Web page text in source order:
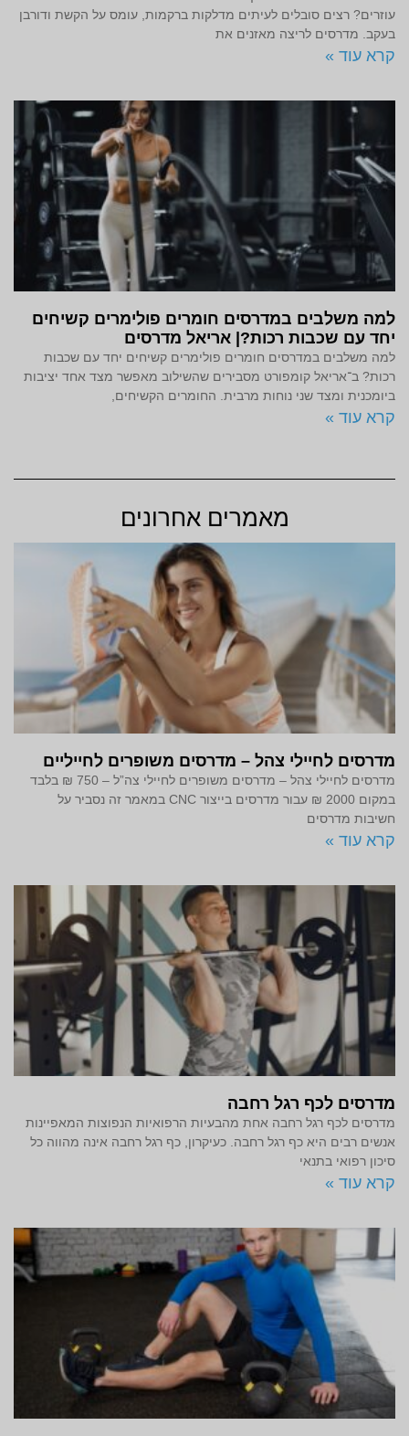
עוזרים? רצים סובלים לעיתים מדלקות ברקמות, עומס על הקשת ודורבן
בעקב. מדרסים לריצה מאזנים את
קרא עוד »
למה משלבים במדרסים חומרים פולימרים קשיחים
יחד עם שכבות רכות?| אריאל מדרסים
למה משלבים במדרסים חומרים פולימרים קשיחים יחד עם שכבות
רכות? ב־אריאל קומפורט מסבירים שהשילוב מאפשר מצד אחד יציבות
ביומכנית ומצד שני נוחות מרבית. החומרים הקשיחים,
קרא עוד »
מאמרים אחרונים
מדרסים לחיילי צהל – מדרסים משופרים לחייליים
מדרסים לחיילי צהל – מדרסים משופרים לחיילי צה”ל – 750 ₪ בלבד
במקום 2000 ₪ עבור מדרסים בייצור CNC במאמר זה נסביר על
חשיבות מדרסים
קרא עוד »
מדרסים לכף רגל רחבה
מדרסים לכף רגל רחבה אחת מהבעיות הרפואיות הנפוצות המאפיינות
אנשים רבים היא כף רגל רחבה. כעיקרון, כף רגל רחבה אינה מהווה כל
סיכון רפואי בתנאי
קרא עוד »